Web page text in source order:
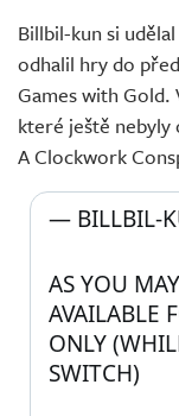
Billbil-kun si
odhalil hry do
Games with
které ještě nebyly
A Clockwork
AS YOU
AVAILABLE
ONLY
SWITCH)
— BILLBIL-